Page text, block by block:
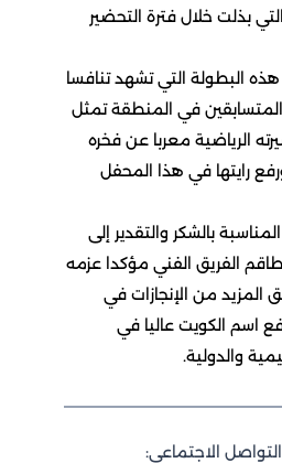
بذلت خلال فترة التحضير
البطولة التي تشهد تنافسا
المتسابقين في المنطقة تمثل
الرياضية معربا عن فخره
رايتها في هذا المحفل
بالشكر والتقدير إلى
طاقم الفريق الفني مؤكدا عزمه
المزيد من الإنجازات في
اسم الكويت عاليا في
والدولية.
الاجتماعي: